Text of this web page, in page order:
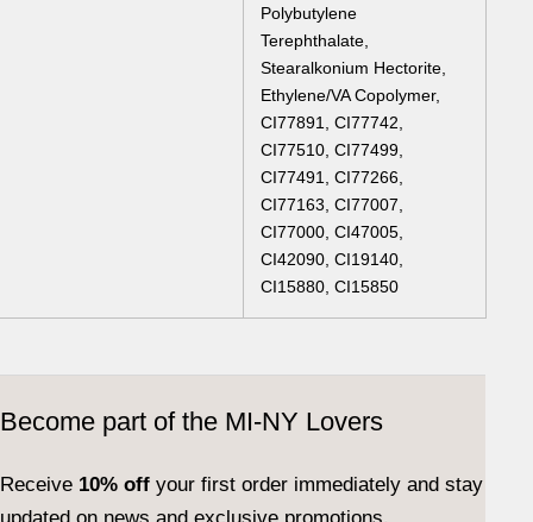
Polybutylene
Terephthalate,
Stearalkonium Hectorite,
Ethylene/VA Copolymer,
CI77891, CI77742,
CI77510, CI77499,
CI77491, CI77266,
CI77163, CI77007,
CI77000, CI47005,
CI42090, CI19140,
CI15880, CI15850
Become part of the MI-NY Lovers
Receive 10% off your first order immediately and stay
updated on news and exclusive promotions.